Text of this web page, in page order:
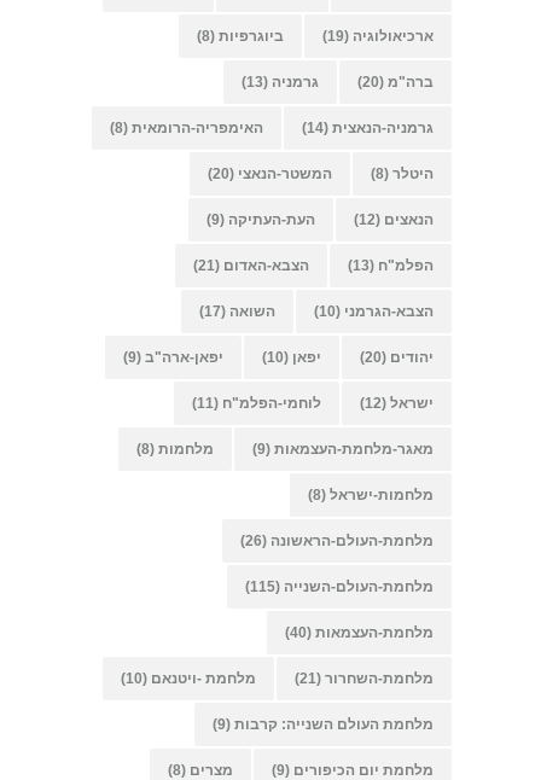
ארכיאולוגיה (19) ביוגרפיות (8)
ברה"מ (20) גרמניה (13)
גרמניה-הנאצית (14) האימפריה-הרומאית (8)
היטלר (8) המשטר-הנאצי (20)
הנאצים (12) העת-העתיקה (9)
הפלמ"ח (13) הצבא-האדום (21)
הצבא-הגרמני (10) השואה (17)
יהודים (20) יפאן (10) יפאן-ארה"ב (9)
ישראל (12) לוחמי-הפלמ"ח (11)
מאגר-מלחמת-העצמאות (9) מלחמות (8)
מלחמות-ישראל (8)
מלחמת-העולם-הראשונה (26)
מלחמת-העולם-השנייה (115)
מלחמת-העצמאות (40)
מלחמת-השחרור (21) מלחמת -ויטנאם (10)
מלחמת העולם השנייה: קרבות (9)
מלחמת יום הכיפורים (9) מצרים (8)